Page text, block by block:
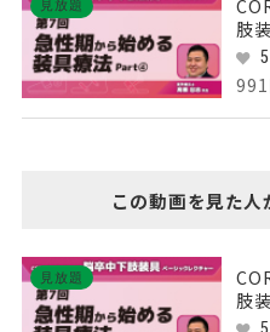
見放題
肢
回
この動画を見た人
見放題
肢
回